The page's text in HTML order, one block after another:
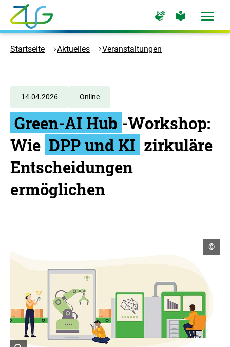
Zum
Hauptinhalt
springen
Logo
Zukunft
Zur
Startseite
Zur
Seite
Gebärdensprache
Zur
Seite
leichte
Menü
Startseite Aktuelles Veranstaltungen
14.04.2026 Online
Green-AI Hub -Workshop:
Wie DPP und KI zirkuläre
Entscheidungen
ermöglichen
C
o
i
I
©